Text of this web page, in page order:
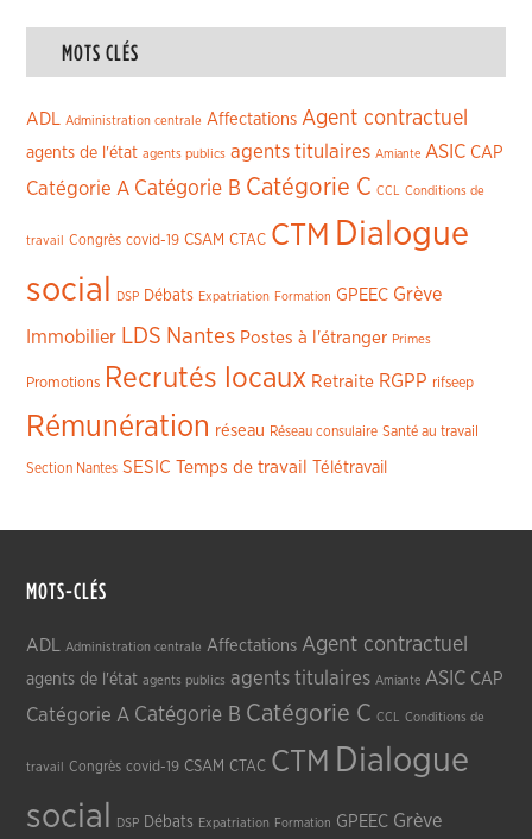
MOTS CLÉS
ADL Administration centrale Affectations Agent contractuel
agents de l'état agents publics agents titulaires Amiante ASIC CAP
Catégorie A Catégorie B Catégorie C CCL Conditions de
travail Congrès covid-19 CSAM CTAC CTM Dialogue
social
DSP Débats Expatriation Formation GPEEC Grève
Immobilier LDS Nantes Postes à l'étranger Primes
Promotions Recrutés locaux Retraite RGPP rifseep
Rémunération réseau Réseau consulaire Santé au travail
Section Nantes SESIC Temps de travail Télétravail
MOTS-CLÉS
ADL Administration centrale Affectations Agent contractuel
agents de l'état agents publics agents titulaires Amiante ASIC CAP
Catégorie A Catégorie B Catégorie C CCL Conditions de
travail Congrès covid-19 CSAM CTAC CTM Dialogue
social
DSP Débats Expatriation Formation GPEEC Grève